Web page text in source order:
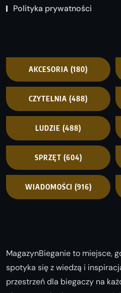
Polityka prywatności
AKCESORIA (180)
CZYTELNIA (488)
LUDZIE (488)
SPRZĘT (604)
WIADOMOŚCI (916)
MagazynBieganie to miejsce,
spotyka się z wiedzą i
przestrzeń dla biegaczy na